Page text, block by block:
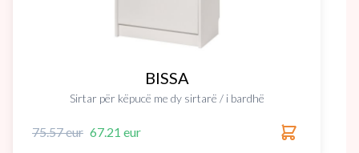
BISSA
Sirtar për këpucë me dy sirtarë / i bardhë
75.57 eur 67.21 eur